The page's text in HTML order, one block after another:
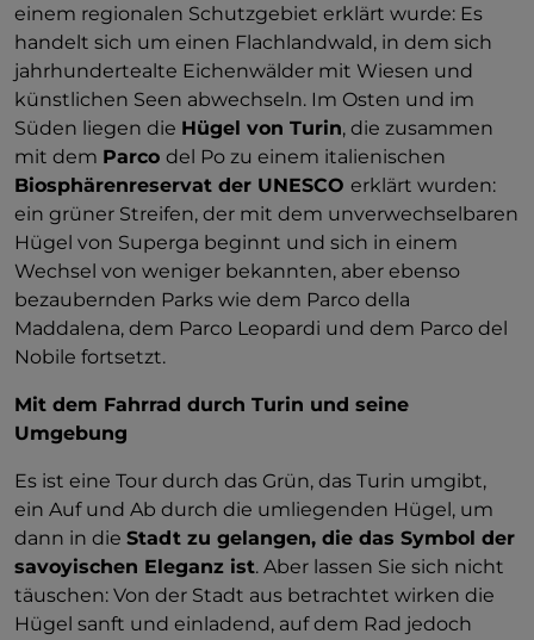
einem regionalen Schutzgebiet erklärt wurde: Es
handelt sich um einen Flachlandwald, in dem sich
jahrhundertealte Eichenwälder mit Wiesen und
künstlichen Seen abwechseln. Im Osten und im
Süden liegen die Hügel von Turin, die zusammen
mit dem Parco del Po zu einem italienischen
Biosphärenreservat der UNESCO erklärt wurden:
ein grüner Streifen, der mit dem unverwechselbaren
Hügel von Superga beginnt und sich in einem
Wechsel von weniger bekannten, aber ebenso
bezaubernden Parks wie dem Parco della
Maddalena, dem Parco Leopardi und dem Parco del
Nobile fortsetzt.
Mit dem Fahrrad durch Turin und seine
Umgebung
Es ist eine Tour durch das Grün, das Turin umgibt,
ein Auf und Ab durch die umliegenden Hügel, um
dann in die Stadt zu gelangen, die das Symbol der
savoyischen Eleganz ist. Aber lassen Sie sich nicht
täuschen: Von der Stadt aus betrachtet wirken die
Hügel sanft und einladend, auf dem Rad jedoch